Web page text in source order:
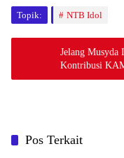
Topik: NTB Idol
Jelang
Kontribusi
Pos Terkait
Entertainment